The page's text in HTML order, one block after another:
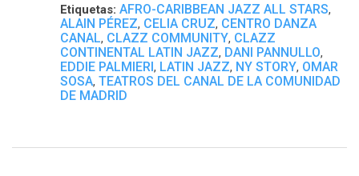
Etiquetas: AFRO-CARIBBEAN JAZZ ALL STARS,
ALAIN PÉREZ, CELIA CRUZ, CENTRO DANZA
CANAL, CLAZZ COMMUNITY, CLAZZ
CONTINENTAL LATIN JAZZ, DANI PANNULLO,
EDDIE PALMIERI, LATIN JAZZ, NY STORY, OMAR
SOSA, TEATROS DEL CANAL DE LA COMUNIDAD
DE MADRID